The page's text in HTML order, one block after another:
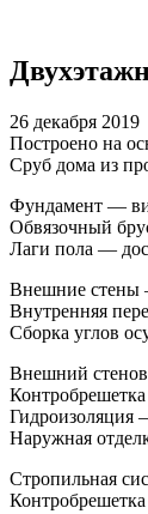
26 декабря 2019
Построено на
Сруб дома из
Фундамент —
Обвязочный
Лаги пола —
Внешние стены
Внутренняя
Сборка углов
Внешний
Гидроизоляция
Наружная
Стропильная